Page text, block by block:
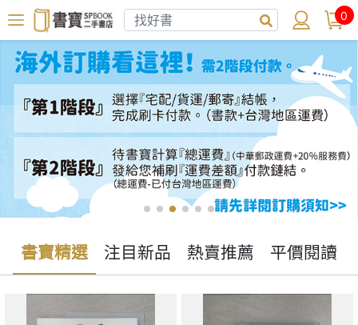
0
書寶精選 注目新品 熱賣推薦 平價閱讀